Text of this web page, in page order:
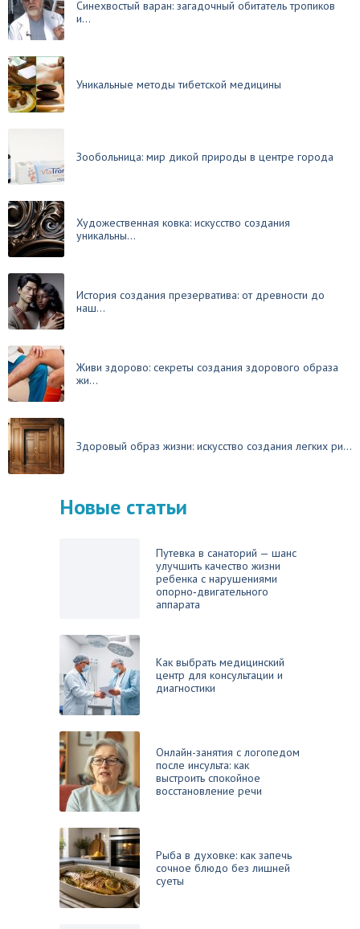
Синехвостый варан: загадочный обитатель тропиков
и...
Уникальные методы тибетской медицины
Зообольница: мир дикой природы в центре города
Художественная ковка: искусство создания
уникальны...
История создания презерватива: от древности до
наш...
Живи здорово: секреты создания здорового образа
жи...
Здоровый образ жизни: искусство создания легких ри...
Новые статьи
Путевка в санаторий — шанс
улучшить качество жизни
ребенка с нарушениями
опорно‑двигательного
аппарата
Как выбрать медицинский
центр для консультации и
диагностики
Онлайн-занятия с логопедом
после инсульта: как
выстроить спокойное
восстановление речи
Рыба в духовке: как запечь
сочное блюдо без лишней
суеты